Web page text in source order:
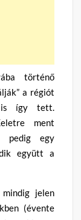
történő
a régiót
is így tett.
ment
pedig egy
együtt a
jelen
(évente